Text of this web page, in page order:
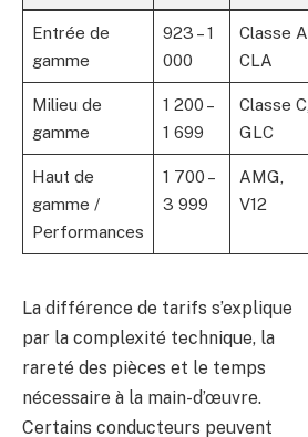
Entrée de
gamme
923 – 1
000
Classe A,
CLA
Milieu de
gamme
1 200 –
1 699
Classe C,
GLC
Haut de
gamme /
Performances
1 700 –
3 999
AMG,
V12
La différence de tarifs s’explique
par la complexité technique, la
rareté des pièces et le temps
nécessaire à la main-d’œuvre.
Certains conducteurs peuvent